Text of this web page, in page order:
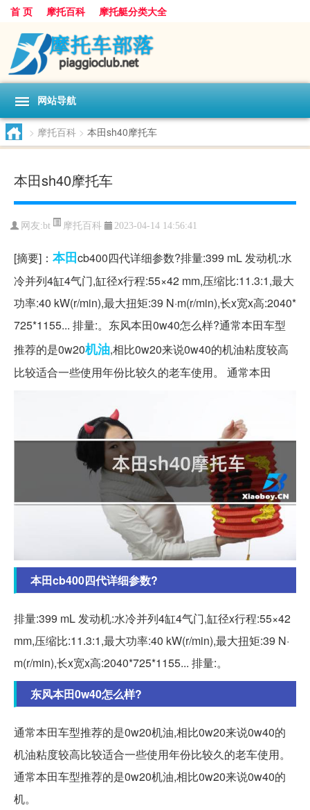
首 页 摩托百科 摩托艇分类大全
网站导航
> 摩托百科 > 本田sh40摩托车
本田sh40摩托车
网友:bt 摩托百科 2023-04-14 14:56:41
[摘要]： 本田cb400四代详细参数?排量:399 mL 发动机:水
冷并列4缸4气门,缸径x行程:55×42 mm,压缩比:11.3:1,最大
功率:40 kW(r/min),最大扭矩:39 N·m(r/min),长x宽x高:2040*
725*1155... 排量:。东风本田0w40怎么样?通常本田车型
推荐的是0w20机油,相比0w20来说0w40的机油粘度较高
比较适合一些使用年份比较久的老车使用。 通常本田
本田cb400四代详细参数?
排量:399 mL 发动机:水冷并列4缸4气门,缸径x行程:55×42
mm,压缩比:11.3:1,最大功率:40 kW(r/min),最大扭矩:39 N·
m(r/min),长x宽x高:2040*725*1155... 排量:。
东风本田0w40怎么样?
通常本田车型推荐的是0w20机油,相比0w20来说0w40的
机油粘度较高比较适合一些使用年份比较久的老车使用。
通常本田车型推荐的是0w20机油,相比0w20来说0w40的
机。